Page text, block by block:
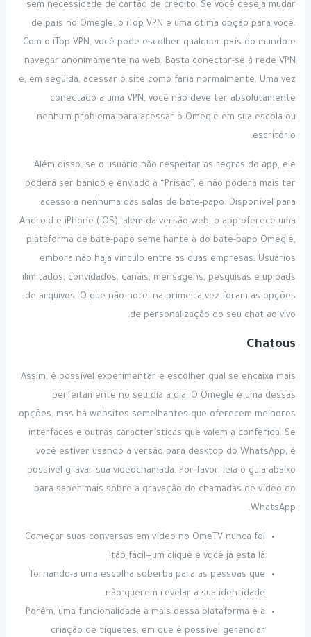
sem necessidade de cartão de crédito. Se você deseja mudar
de país no Omegle, o iTop VPN é uma ótima opção para você.
Com o iTop VPN, você pode escolher qualquer país do mundo e
navegar anonimamente na web. Basta conectar-se à rede VPN
e, em seguida, acessar o site como faria normalmente. Uma vez
conectado a uma VPN, você não deve ter absolutamente
nenhum problema para acessar o Omegle em sua escola ou
escritório.
Além disso, se o usuário não respeitar as regras do app, ele
poderá ser banido e enviado à “Prisão”, e não poderá mais ter
acesso a nenhuma das salas de bate-papo. Disponível para
Android e iPhone (iOS), além da versão web, o app oferece uma
plataforma de bate-papo semelhante à do bate-papo Omegle,
embora não haja vínculo entre as duas empresas. Usuários
ilimitados, convidados, canais, mensagens, pesquisas e uploads
de arquivos. O que não notei na primeira vez foram as opções
de personalização do seu chat ao vivo.
Chatous
Assim, é possível experimentar e escolher qual se encaixa mais
perfeitamente no seu dia a dia. O Omegle é uma dessas
opções, mas há websites semelhantes que oferecem melhores
interfaces e outras características que valem a conferida. Se
você estiver usando a versão para desktop do WhatsApp, é
possível gravar sua videochamada. Por favor, leia o guia abaixo
para saber mais sobre a gravação de chamadas de vídeo do
WhatsApp.
Começar suas conversas em vídeo no OmeTV nunca foi
tão fácil—um clique e você já está lá!
Tornando-a uma escolha soberba para as pessoas que
não querem revelar a sua identidade.
Porém, uma funcionalidade a mais dessa plataforma é a
criação de tíquetes, em que é possível gerenciar